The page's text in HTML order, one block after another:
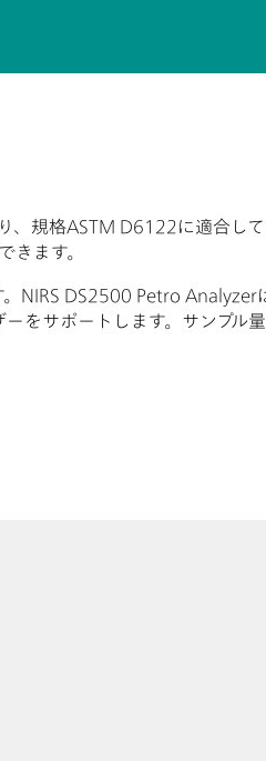
、規格ASTM D6122に適合して
きます。
NIRS DS2500 Petro Analyzer
をサポートします。サンプル量